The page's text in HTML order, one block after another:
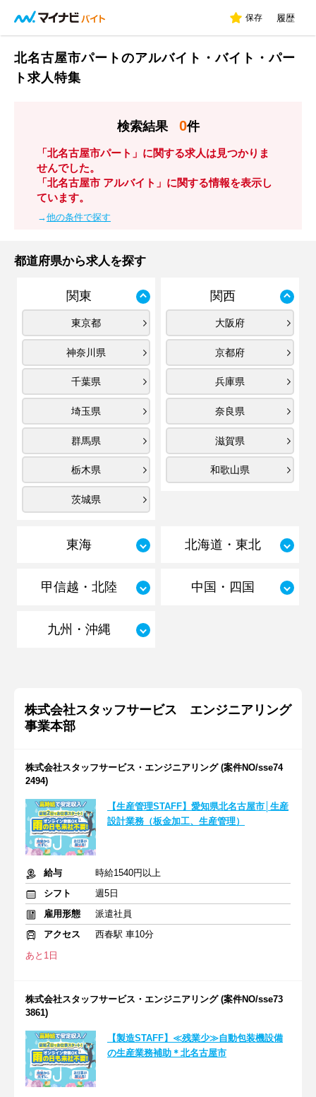
保存 履歴
北名古屋市パートのアルバイト・バイト・パー
ト求人特集
検索結果 0件
「北名古屋市パート」に関する求人は見つかりま
せんでした。
「北名古屋市 アルバイト」に関する情報を表示し
ています。
→他の条件で探す
都道府県から求人を探す
関東
東京都
神奈川県
千葉県
埼玉県
群馬県
栃木県
茨城県
関西
大阪府
京都府
兵庫県
奈良県
滋賀県
和歌山県
東海 北海道・東北
甲信越・北陸 中国・四国
九州・沖縄
株式会社スタッフサービス エンジニアリング
事業本部
株式会社スタッフサービス・エンジニアリング (案件NO/sse74
2494)
【生産管理STAFF】愛知県北名古屋市│生産
設計業務（板金加工、生産管理）
給与
時給1540円以上
シフト
週5日
雇用形態
派遣社員
アクセス
西春駅 車10分
あと1日
株式会社スタッフサービス・エンジニアリング (案件NO/sse73
3861)
【製造STAFF】≪残業少≫自動包装機設備
の生産業務補助＊北名古屋市